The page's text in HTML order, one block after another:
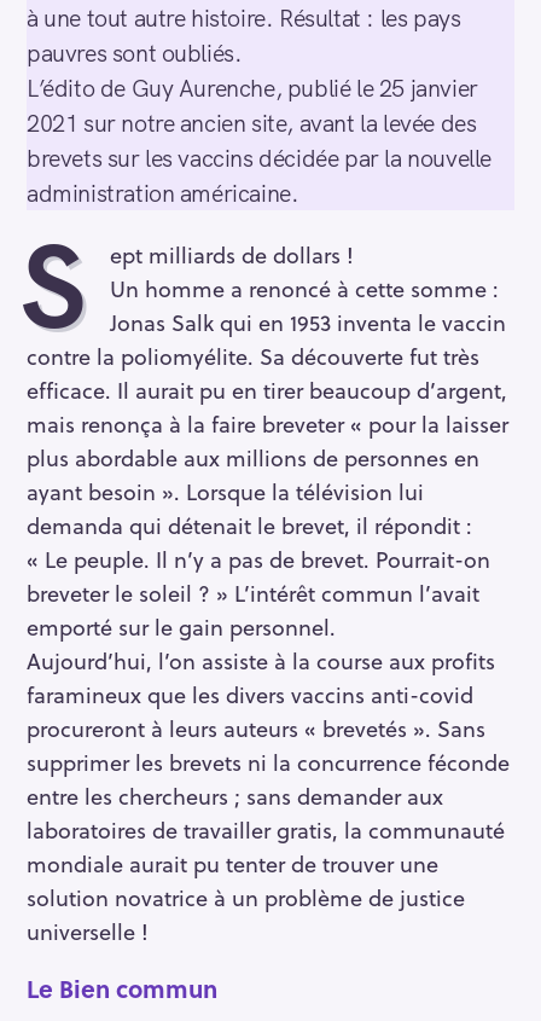
à une tout autre histoire. Résultat : les pays
pauvres sont oubliés.
L’édito de Guy Aurenche, publié le 25 janvier
2021 sur notre ancien site, avant la levée des
brevets sur les vaccins décidée par la nouvelle
administration américaine.
S
ept milliards de dollars !
Un homme a renoncé à cette somme :
Jonas Salk qui en 1953 inventa le vaccin
contre la poliomyélite. Sa découverte fut très
efficace. Il aurait pu en tirer beaucoup d’argent,
mais renonça à la faire breveter « pour la laisser
plus abordable aux millions de personnes en
ayant besoin ». Lorsque la télévision lui
demanda qui détenait le brevet, il répondit :
« Le peuple. Il n’y a pas de brevet. Pourrait-on
breveter le soleil ? » L’intérêt commun l’avait
emporté sur le gain personnel.
Aujourd’hui, l’on assiste à la course aux profits
faramineux que les divers vaccins anti-covid
procureront à leurs auteurs « brevetés ». Sans
supprimer les brevets ni la concurrence féconde
entre les chercheurs ; sans demander aux
laboratoires de travailler gratis, la communauté
mondiale aurait pu tenter de trouver une
solution novatrice à un problème de justice
universelle !
Le Bien commun